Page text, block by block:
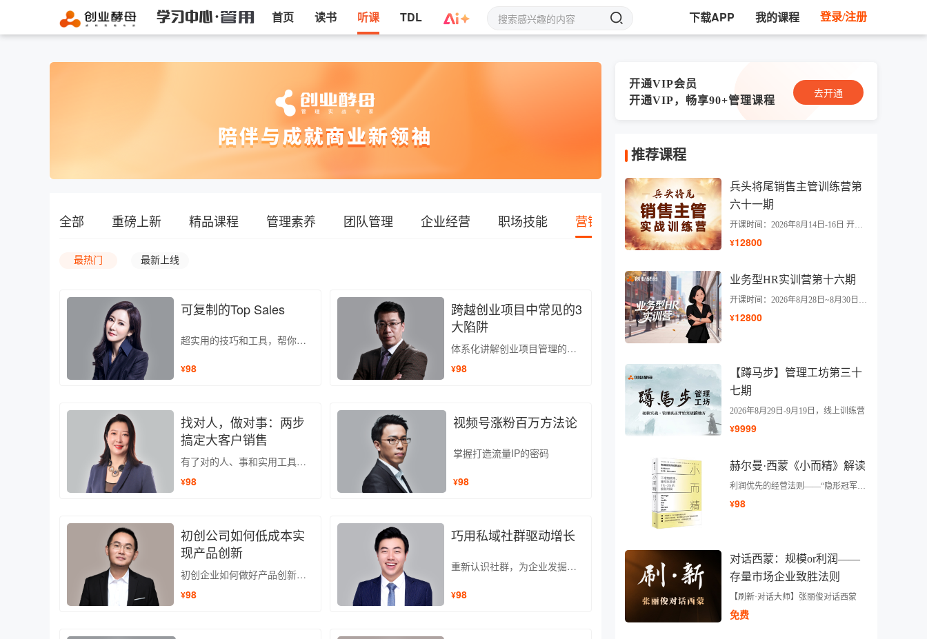
首页 读书 听课 TDL 下载APP 我的课程 登录/注册
全部 重磅上新 精品课程 管理素养 团队管理 企业经营 职场技能 营销增长 俞头读经典 直播精选 付费专栏
最热门 最新上线
可复制的Top Sales
超实用的技巧和工具，帮你快速培养团队中的Top Sales。
¥98
跨越创业项目中常见的3
大陷阱
体系化讲解创业项目管理的核心要义
¥98
找对人，做对事：两步
搞定大客户销售
有了对的人、事和实用工具，你也能巧妙拿下大客户。
¥98
视频号涨粉百万方法论
掌握打造流量IP的密码
¥98
初创公司如何低成本实
现产品创新
初创企业如何做好产品创新并换道超车
¥98
巧用私域社群驱动增长
重新认识社群，为企业发掘最适合的私域手段
¥98
开通VIP会员
开通VIP，畅享90+管理课程
去开通
推荐课程
兵头将尾销售主管训练营第
六十一期
开课时间：2026年8月14日-16日 开课地点：杭州
¥12800
业务型HR实训营第十六期
开课时间：2026年8月28日~8月30日 开课地点：杭州
¥12800
【蹲马步】管理工坊第三十
七期
2026年8月29日-9月19日，线上训练营
¥9999
赫尔曼·西蒙《小而精》解读
利润优先的经营法则——“隐形冠军之父”赫尔曼·西蒙
¥98
对话西蒙：规模or利润——
存量市场企业致胜法则
【刷新·对话大师】张丽俊对话西蒙
免费